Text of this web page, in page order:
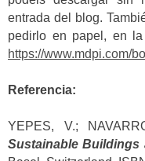
entrada del blog.
pedirlo en papel, en
https://www.mdpi.com/
Referencia:
YEPES, V.;
Sustainable Buildings